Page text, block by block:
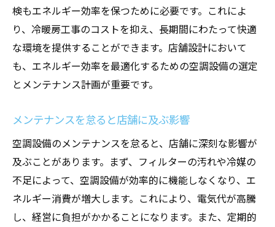
検もエネルギー効率を保つために必要です。これによ
り、冷暖房工事のコストを抑え、長期間にわたって快適
な環境を提供することができます。店舗設計において
も、エネルギー効率を最適化するための空調設備の選定
とメンテナンス計画が重要です。
メンテナンスを怠ると店舗に及ぶ影響
空調設備のメンテナンスを怠ると、店舗に深刻な影響が
及ぶことがあります。まず、フィルターの汚れや冷媒の
不足によって、空調設備が効率的に機能しなくなり、エ
ネルギー消費が増大します。これにより、電気代が高騰
し、経営に負担がかかることになります。また、定期的